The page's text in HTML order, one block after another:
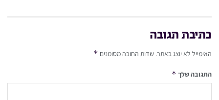
כתיבת תגובה
האימייל לא יוצג באתר. שדות החובה מסומנים *
התגובה שלך *